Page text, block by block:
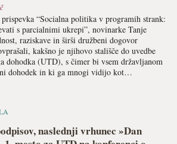
“Socialna politika v programih strank:
s parcialnimi ukrepi”, novinarke Tanje
raziskave in širši družbeni dogovor
kakšno je njihovo stališče do uvedbe
dohodka (UTD), s čimer bi vsem državljanom
dohodek in ki ga mnogi vidijo kot…
naslednji vrhunec »Dan